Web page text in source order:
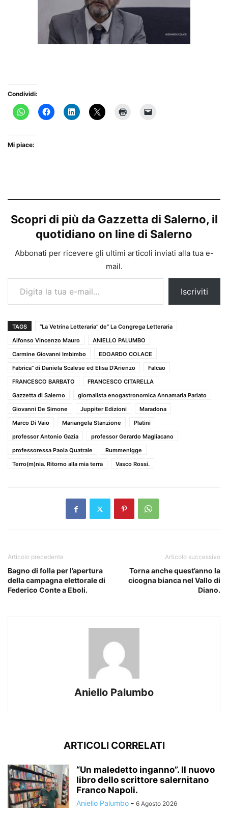
Condividi:
Mi piace:
Scopri di più da Gazzetta di Salerno, il
quotidiano on line di Salerno
Abbonati per ricevere gli ultimi articoli inviati alla tua e-
mail.
Digita la tua e-mail...
Iscriviti
TAGS
“La Vetrina Letteraria” de“ La Congrega Letteraria
Alfonso Vincenzo Mauro
ANIELLO PALUMBO
Carmine Giovanni Imbimbo
EDOARDO COLACE
Fabrica” di Daniela Scalese ed Elisa D’Arienzo
Falcao
FRANCESCO BARBATO
FRANCESCO CITARELLA
Gazzetta di Salerno
giornalista enogastronomica Annamaria Parlato
Giovanni De Simone
Juppiter Edizioni
Maradona
Marco Di Vaio
Mariangela Stanzione
Platini
professor Antonio Gazia
professor Gerardo Magliacano
professoressa Paola Quatrale
Rummenigge
Terro(m)nia. Ritorno alla mia terra
Vasco Rossi.
Articolo precedente
Bagno di folla per l’apertura
della campagna elettorale di
Federico Conte a Eboli.
Articolo successivo
Torna anche quest’anno la
cicogna bianca nel Vallo di
Diano.
Aniello Palumbo
ARTICOLI CORRELATI
“Un maledetto inganno”. Il nuovo
libro dello scrittore salernitano
Franco Napoli.
Aniello Palumbo - 6 Agosto 2026